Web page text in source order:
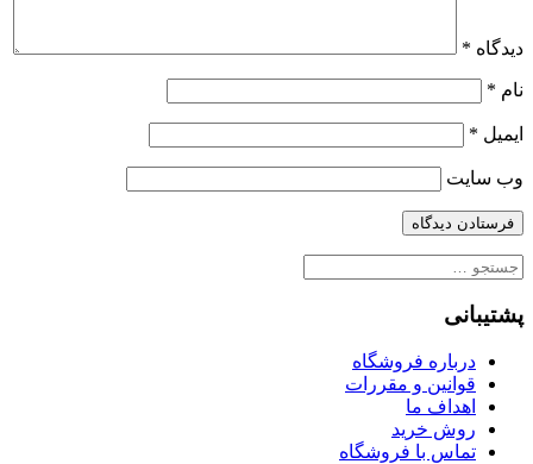
دیدگاه *
نام *
ایمیل *
وب‌ سایت
جستجو
پشتیبانی
درباره فروشگاه
قوانین و مقررات
اهداف ما
روش خرید
تماس با فروشگاه